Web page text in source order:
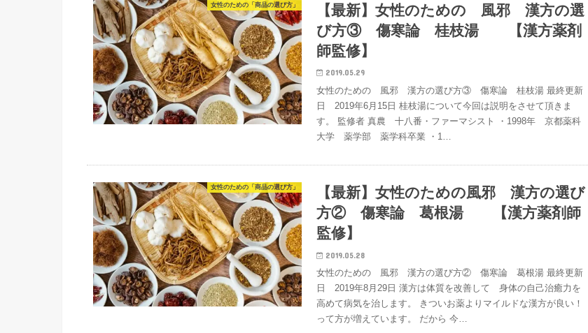
女性のための「商品の選び方」
【最新】女性のための 風邪 漢方の選
び方③ 傷寒論 桂枝湯 【漢方薬剤
師監修】
2019.05.29
女性のための 風邪 漢方の選び方③ 傷寒論 桂枝湯 最終更新
日 2019年6月15日 桂枝湯について今回は説明をさせて頂きま
す。 監修者 真農 十八番・ファーマシスト ・1998年 京都薬科
大学 薬学部 薬学科卒業 ・1…
女性のための「商品の選び方」
【最新】女性のための風邪 漢方の選び
方② 傷寒論 葛根湯 【漢方薬剤師
監修】
2019.05.28
女性のための 風邪 漢方の選び方② 傷寒論 葛根湯 最終更新
日 2019年8月29日 漢方は体質を改善して 身体の自己治癒力を
高めて病気を治します。 きついお薬よりマイルドな漢方が良い！
って方が増えています。 だから 今…